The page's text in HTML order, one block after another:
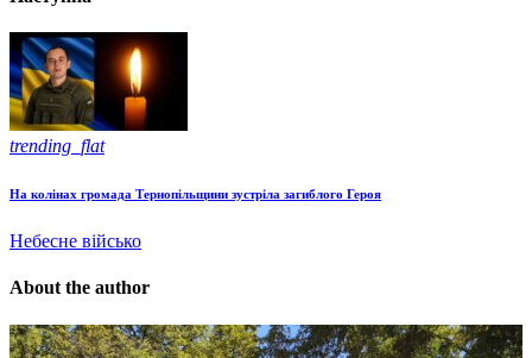
trending_flat
На колінах громада Тернопільщини зустріла загиблого Героя
Небесне військо
About the author